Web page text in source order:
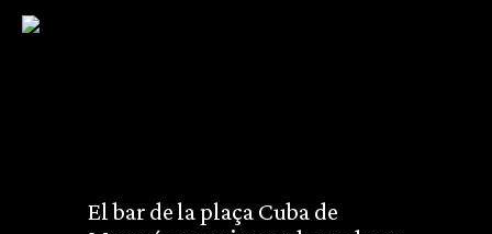
El bar de la plaça Cuba de